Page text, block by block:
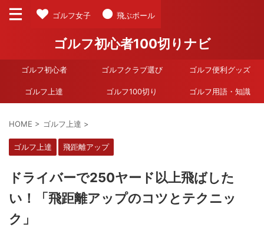
ゴルフ女子 飛ぶボール
ゴルフ初心者100切りナビ
ゴルフ初心者 ゴルフクラブ選び ゴルフ便利グッズ
ゴルフ上達 ゴルフ100切り ゴルフ用語・知識
HOME > ゴルフ上達 >
ゴルフ上達 飛距離アップ
ドライバーで250ヤード以上飛ばした
い！「飛距離アップのコツとテクニッ
ク」